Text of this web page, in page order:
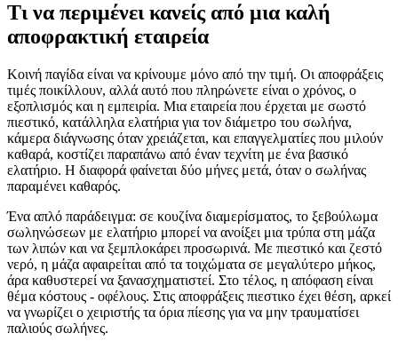
Τι να περιμένει κανείς από μια καλή
αποφρακτική εταιρεία
Κοινή παγίδα είναι να κρίνουμε μόνο από την τιμή. Οι αποφράξεις
τιμές ποικίλλουν, αλλά αυτό που πληρώνετε είναι ο χρόνος, ο
εξοπλισμός και η εμπειρία. Μια εταιρεία που έρχεται με σωστό
πιεστικό, κατάλληλα ελατήρια για τον διάμετρο του σωλήνα,
κάμερα διάγνωσης όταν χρειάζεται, και επαγγελματίες που μιλούν
καθαρά, κοστίζει παραπάνω από έναν τεχνίτη με ένα βασικό
ελατήριο. Η διαφορά φαίνεται δύο μήνες μετά, όταν ο σωλήνας
παραμένει καθαρός.
Ένα απλό παράδειγμα: σε κουζίνα διαμερίσματος, το ξεβούλωμα
σωληνώσεων με ελατήριο μπορεί να ανοίξει μια τρύπα στη μάζα
των λιπών και να ξεμπλοκάρει προσωρινά. Με πιεστικό και ζεστό
νερό, η μάζα αφαιρείται από τα τοιχώματα σε μεγαλύτερο μήκος,
άρα καθυστερεί να ξανασχηματιστεί. Στο τέλος, η απόφαση είναι
θέμα κόστους - οφέλους. Στις αποφράξεις πιεστικο έχει θέση, αρκεί
να γνωρίζει ο χειριστής τα όρια πίεσης για να μην τραυματίσει
παλιούς σωλήνες.